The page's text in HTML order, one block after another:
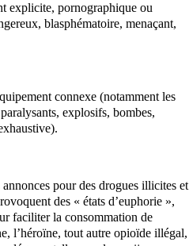
explicite, pornographique ou
blasphématoire, menaçant,
connexe (notamment les
explosifs, bombes,
pour des drogues illicites et
des « états d’euphorie »,
faciliter la consommation de
l’héroïne, tout autre opioïde illégal,